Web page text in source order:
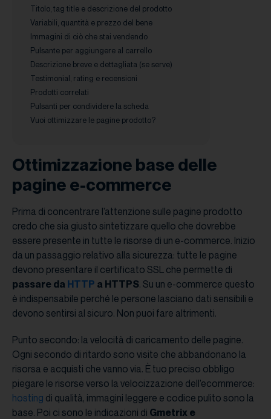
Titolo, tag title e descrizione del prodotto
Variabili, quantità e prezzo del bene
Immagini di ciò che stai vendendo
Pulsante per aggiungere al carrello
Descrizione breve e dettagliata (se serve)
Testimonial, rating e recensioni
Prodotti correlati
Pulsanti per condividere la scheda
Vuoi ottimizzare le pagine prodotto?
Ottimizzazione base delle
pagine e-commerce
Prima di concentrare l’attenzione sulle pagine prodotto
credo che sia giusto sintetizzare quello che dovrebbe
essere presente in tutte le risorse di un e-commerce. Inizio
da un passaggio relativo alla sicurezza: tutte le pagine
devono presentare il certificato SSL che permette di
passare da HTTP a HTTPS. Su un e-commerce questo
è indispensabile perché le persone lasciano dati sensibili e
devono sentirsi al sicuro. Non puoi fare altrimenti.
Punto secondo: la velocità di caricamento delle pagine.
Ogni secondo di ritardo sono visite che abbandonano la
risorsa e acquisti che vanno via. È tuo preciso obbligo
piegare le risorse verso la velocizzazione dell’ecommerce:
hosting di qualità, immagini leggere e codice pulito sono la
base. Poi ci sono le indicazioni di Gmetrix e